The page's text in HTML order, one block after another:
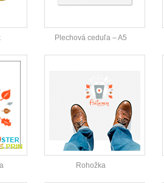
Plechová ceduľa – A5
Rohožka